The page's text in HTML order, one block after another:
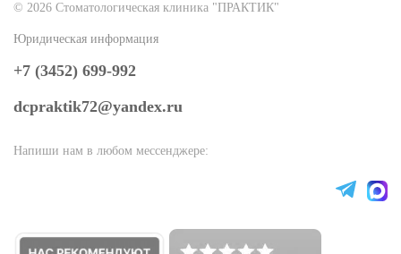
© 2026 Стоматологическая клиника "ПРАКТИК"
Юридическая информация
+7 (3452) 699-992
dcpraktik72@yandex.ru
Напиши нам в любом мессенджере: